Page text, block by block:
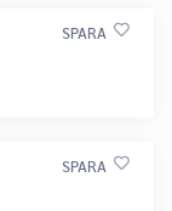
SPARA
SPARA